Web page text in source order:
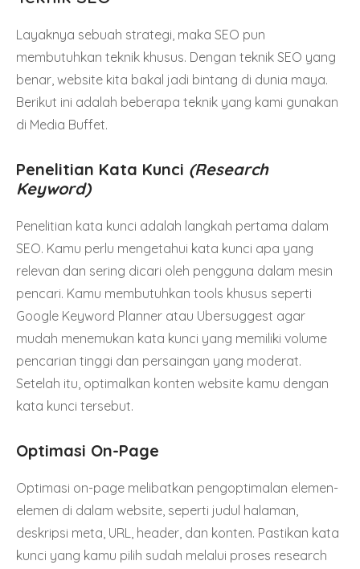
Layaknya sebuah strategi, maka SEO pun
membutuhkan teknik khusus. Dengan teknik SEO yang
benar, website kita bakal jadi bintang di dunia maya.
Berikut ini adalah beberapa teknik yang kami gunakan
di Media Buffet.
Penelitian Kata Kunci (Research
Keyword)
Penelitian kata kunci adalah langkah pertama dalam
SEO. Kamu perlu mengetahui kata kunci apa yang
relevan dan sering dicari oleh pengguna dalam mesin
pencari. Kamu membutuhkan tools khusus seperti
Google Keyword Planner atau Ubersuggest agar
mudah menemukan kata kunci yang memiliki volume
pencarian tinggi dan persaingan yang moderat.
Setelah itu, optimalkan konten website kamu dengan
kata kunci tersebut.
Optimasi On-Page
Optimasi on-page melibatkan pengoptimalan elemen-
elemen di dalam website, seperti judul halaman,
deskripsi meta, URL, header, dan konten. Pastikan kata
kunci yang kamu pilih sudah melalui proses research